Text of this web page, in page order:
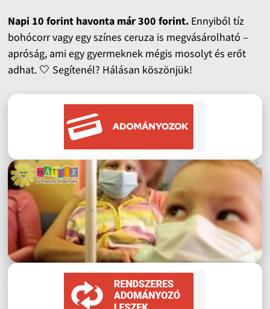
Napi 10 forint havonta már 300 forint.Ennyiből tíz
bohócorr vagy egy színes ceruza is megvásárolható –
apróság, ami egy gyermeknek mégis mosolyt és erőt
adhat. 🤍 Segítenél? Hálásan köszönjük!